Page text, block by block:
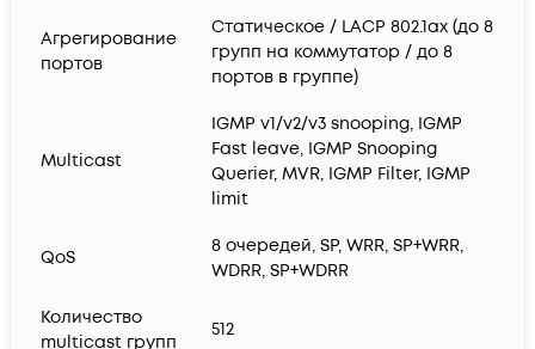
Агрегирование
портов
Статическое / LACP 802.1ax (до 8
групп на коммутатор / до 8
портов в группе)
Multicast
IGMP v1/v2/v3 snooping, IGMP
Fast leave, IGMP Snooping
Querier, MVR, IGMP Filter, IGMP
limit
QoS
8 очередей, SP, WRR, SP+WRR,
WDRR, SP+WDRR
Количество
multicast групп
512